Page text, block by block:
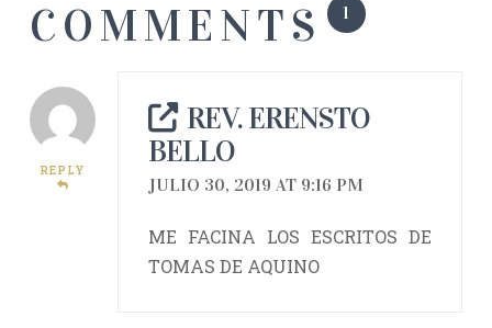
COMMENTS 1
REPLY
REV. ERENSTO
BELLO
JULIO 30, 2019 AT 9:16 PM
ME FACINA LOS ESCRITOS DE
TOMAS DE AQUINO